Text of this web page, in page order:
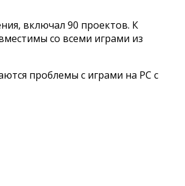
включал 90 проектов. К
со всеми играми из
проблемы с играми на PC с